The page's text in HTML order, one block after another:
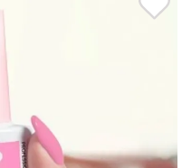
zostać usunięta z